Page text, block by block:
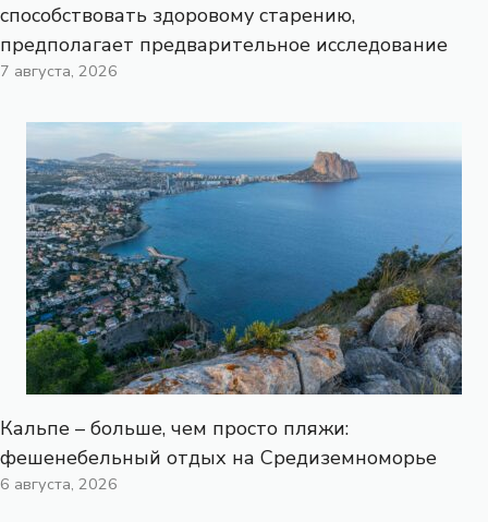
способствовать здоровому старению,
предполагает предварительное исследование
7 августа, 2026
Кальпе – больше, чем просто пляжи:
фешенебельный отдых на Средиземноморье
6 августа, 2026